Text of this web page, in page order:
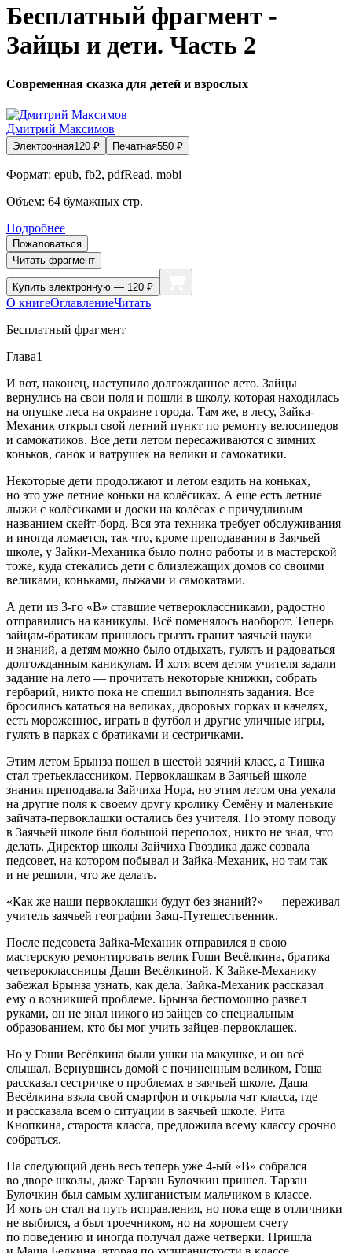
Бесплатный фрагмент -
Зайцы и дети. Часть 2
Современная сказка для детей и взрослых
Дмитрий Максимов
Электронная120 ₽ Печатная550 ₽
Формат: epub, fb2, pdfRead, mobi
Объем: 64 бумажных стр.
Подробнее
Пожаловаться
Читать фрагмент
Купить электронную — 120 ₽
О книгеОглавлениеЧитать
Бесплатный фрагмент
Глава1
И вот, наконец, наступило долгожданное лето. Зайцы
вернулись на свои поля и пошли в школу, которая находилась
на опушке леса на окраине города. Там же, в лесу, Зайка-
Механик открыл свой летний пункт по ремонту велосипедов
и самокатиков. Все дети летом пересаживаются с зимних
коньков, санок и ватрушек на велики и самокатики.
Некоторые дети продолжают и летом ездить на коньках,
но это уже летние коньки на колёсиках. А еще есть летние
лыжи с колёсиками и доски на колёсах с причудливым
названием скейт-борд. Вся эта техника требует обслуживания
и иногда ломается, так что, кроме преподавания в Заячьей
школе, у Зайки-Механика было полно работы и в мастерской
тоже, куда стекались дети с близлежащих домов со своими
великами, коньками, лыжами и самокатами.
А дети из 3-го «В» ставшие четвероклассниками, радостно
отправились на каникулы. Всё поменялось наоборот. Теперь
зайцам-братикам пришлось грызть гранит заячьей науки
и знаний, а детям можно было отдыхать, гулять и радоваться
долгожданным каникулам. И хотя всем детям учителя задали
задание на лето — прочитать некоторые книжки, собрать
гербарий, никто пока не спешил выполнять задания. Все
бросились кататься на великах, дворовых горках и качелях,
есть мороженное, играть в футбол и другие уличные игры,
гулять в парках с братиками и сестричками.
Этим летом Брынза пошел в шестой заячий класс, а Тишка
стал третьеклассником. Первоклашкам в Заячьей школе
знания преподавала Зайчиха Нора, но этим летом она уехала
на другие поля к своему другу кролику Семёну и маленькие
зайчата-первоклашки остались без учителя. По этому поводу
в Заячьей школе был большой переполох, никто не знал, что
делать. Директор школы Зайчиха Гвоздика даже созвала
педсовет, на котором побывал и Зайка-Механик, но там так
и не решили, что же делать.
«Как же наши первоклашки будут без знаний?» — переживал
учитель заячьей географии Заяц-Путешественник.
После педсовета Зайка-Механик отправился в свою
мастерскую ремонтировать велик Гоши Весёлкина, братика
четвероклассницы Даши Весёлкиной. К Зайке-Механику
забежал Брынза узнать, как дела. Зайка-Механик рассказал
ему о возникшей проблеме. Брынза беспомощно развел
руками, он не знал никого из зайцев со специальным
образованием, кто бы мог учить зайцев-первоклашек.
Но у Гоши Весёлкина были ушки на макушке, и он всё
слышал. Вернувшись домой с починенным великом, Гоша
рассказал сестричке о проблемах в заячьей школе. Даша
Весёлкина взяла свой смартфон и открыла чат класса, где
и рассказала всем о ситуации в заячьей школе. Рита
Кнопкина, староста класса, предложила всему классу срочно
собраться.
На следующий день весь теперь уже 4-ый «В» собрался
во дворе школы, даже Тарзан Булочкин пришел. Тарзан
Булочкин был самым хулиганистым мальчиком в классе.
И хоть он стал на путь исправления, но пока еще в отличники
не выбился, а был троечником, но на хорошем счету
по поведению и иногда получал даже четверки. Пришла